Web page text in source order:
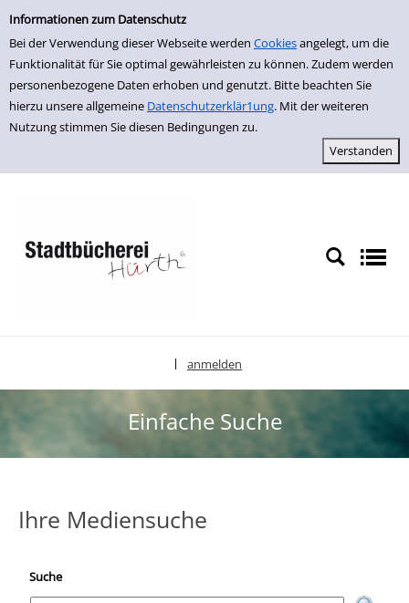
Einfache Suche
Informationen zum Datenschutz
Bei der Verwendung dieser Webseite werden Cookiesangelegt, um die
Funktionalität für Sie optimal gewährleisten zu können. Zudem werden
personenbezogene Daten erhoben und genutzt. Bitte beachten Sie
hierzu unsere allgemeine Datenschutzerklär1ung. Mit der weiteren
Nutzung stimmen Sie diesen Bedingungen zu.
zur Navigation springen
zum Inhalt springen
Zu den Suchfiltern springen
Zur Trefferliste springen
anmelden
Einfache Suche
Ihre Mediensuche
Suche